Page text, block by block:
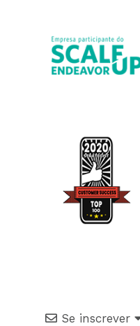
Se inscrever